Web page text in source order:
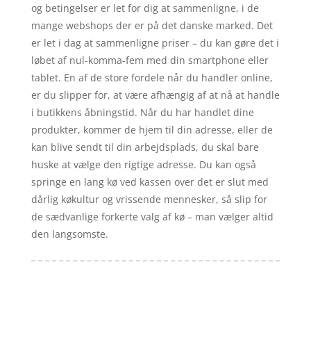
og betingelser er let for dig at sammenligne, i de
mange webshops der er på det danske marked. Det
er let i dag at sammenligne priser – du kan gøre det i
løbet af nul-komma-fem med din smartphone eller
tablet. En af de store fordele når du handler online,
er du slipper for, at være afhængig af at nå at handle
i butikkens åbningstid. Når du har handlet dine
produkter, kommer de hjem til din adresse, eller de
kan blive sendt til din arbejdsplads, du skal bare
huske at vælge den rigtige adresse. Du kan også
springe en lang kø ved kassen over det er slut med
dårlig køkultur og vrissende mennesker, så slip for
de sædvanlige forkerte valg af kø – man vælger altid
den langsomste.